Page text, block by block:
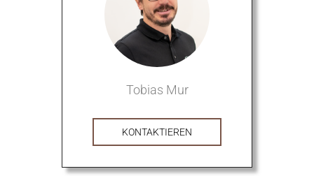
Tobias Mur
KONTAKTIEREN